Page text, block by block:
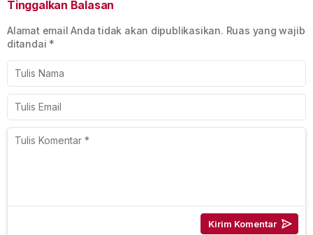
Tinggalkan Balasan
Alamat email Anda tidak akan dipublikasikan. Ruas yang wajib
ditandai *